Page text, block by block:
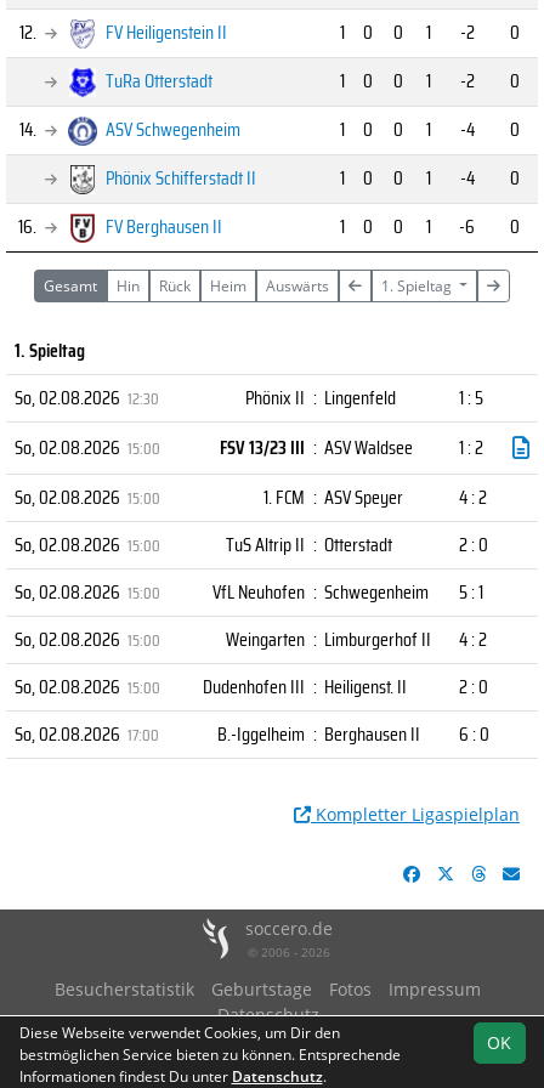
12.
FV Heiligenstein II 1 0 0 1 -2
0
TuRa Otterstadt
1 0 0 1 -2
0
14.
ASV Schwegenheim 1 0 0 1 -4
0
Phönix Schifferstadt II
1 0 0 1 -4
0
16.
FV Berghausen II 1 0 0 1 -6 0
Gesamt Hin Rück Heim Auswärts 1. Spieltag
1. Spieltag
So, 02.08.2026 12:30 Phönix II : Lingenfeld
1 : 5
So, 02.08.2026 15:00 FSV 13/23 III : ASV Waldsee
1 : 2
So, 02.08.2026 15:00 1. FCM : ASV Speyer
4 : 2
So, 02.08.2026 15:00 TuS Altrip II : Otterstadt
2 : 0
So, 02.08.2026 15:00 VfL Neuhofen : Schwegenheim
5 : 1
So, 02.08.2026 15:00 Weingarten : Limburgerhof II
4 : 2
So, 02.08.2026 15:00 Dudenhofen III : Heiligenst. II
2 : 0
So, 02.08.2026 17:00 B.-Iggelheim : Berghausen II 6 : 0
Kompletter Ligaspielplan
soccero.de
© 2006 - 2026
Besucherstatistik Geburtstage Fotos
Impressum
Datenschutz
OK
Diese Webseite verwendet Cookies, um Dir den
bestmöglichen Service bieten zu können. Entsprechende
Informationen findest Du unter Datenschutz.